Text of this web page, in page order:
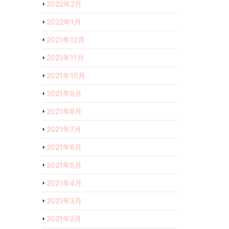
2022年2月
2022年1月
2021年12月
2021年11月
2021年10月
2021年9月
2021年8月
2021年7月
2021年6月
2021年5月
2021年4月
2021年3月
2021年2月